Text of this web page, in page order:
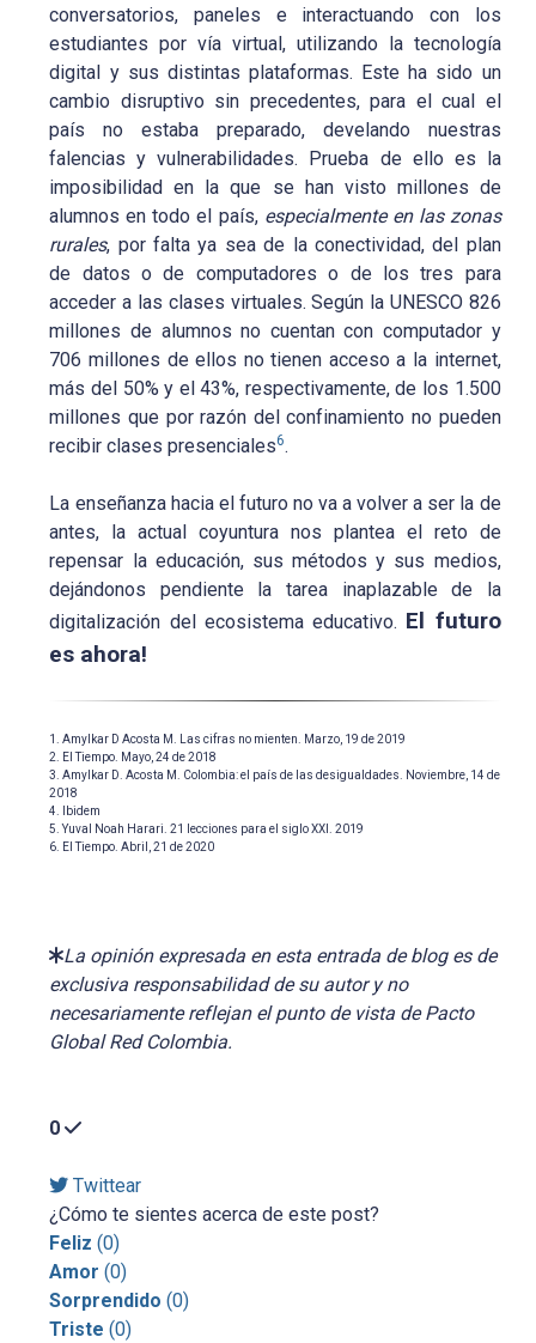
conversatorios, paneles e interactuando con los
estudiantes por vía virtual, utilizando la tecnología
digital y sus distintas plataformas. Este ha sido un
cambio disruptivo sin precedentes, para el cual el
país no estaba preparado, develando nuestras
falencias y vulnerabilidades. Prueba de ello es la
imposibilidad en la que se han visto millones de
alumnos en todo el país, especialmente en las zonas
rurales, por falta ya sea de la conectividad, del plan
de datos o de computadores o de los tres para
acceder a las clases virtuales. Según la UNESCO 826
millones de alumnos no cuentan con computador y
706 millones de ellos no tienen acceso a la internet,
más del 50% y el 43%, respectivamente, de los 1.500
millones que por razón del confinamiento no pueden
recibir clases presenciales6.
La enseñanza hacia el futuro no va a volver a ser la de
antes, la actual coyuntura nos plantea el reto de
repensar la educación, sus métodos y sus medios,
dejándonos pendiente la tarea inaplazable de la
digitalización del ecosistema educativo. El futuro
es ahora!
1. Amylkar D Acosta M. Las cifras no mienten. Marzo, 19 de 2019
2. El Tiempo. Mayo, 24 de 2018
3. Amylkar D. Acosta M. Colombia: el país de las desigualdades. Noviembre, 14 de
2018
4. Ibidem
5. Yuval Noah Harari. 21 lecciones para el siglo XXI. 2019
6. El Tiempo. Abril, 21 de 2020
La opinión expresada en esta entrada de blog es de
exclusiva responsabilidad de su autor y no
necesariamente reflejan el punto de vista de Pacto
Global Red Colombia.
0
Twittear
¿Cómo te sientes acerca de este post?
Feliz (0)
Amor (0)
Sorprendido (0)
Triste (0)